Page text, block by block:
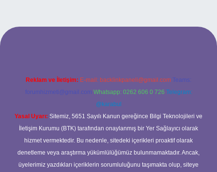
Reklam ve İletişim: E-mail: backlinkpaneli@gmail.com Teams:
forumhizmeti@gmail.com Whatsapp: 0262 606 0 726 Telegram:
@karabul
Yasal Uyarı: Sitemiz, 5651 Sayılı Kanun gereğince Bilgi Teknolojileri ve
İletişim Kurumu (BTK) tarafından onaylanmış bir Yer Sağlayıcı olarak
hizmet vermektedir. Bu nedenle, sitedeki içerikleri proaktif olarak
denetleme veya araştırma yükümlülüğümüz bulunmamaktadır. Ancak,
üyelerimiz yazdıkları içeriklerin sorumluluğunu taşımakta olup, siteye